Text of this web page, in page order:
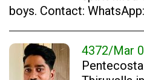
boys. Contact:
4372/Mar